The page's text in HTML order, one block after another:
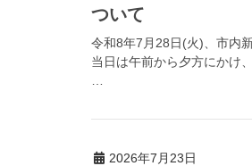
ついて
令和8年7月28日(火)、市内
当日は午前から夕方にかけ
2026年7月23日